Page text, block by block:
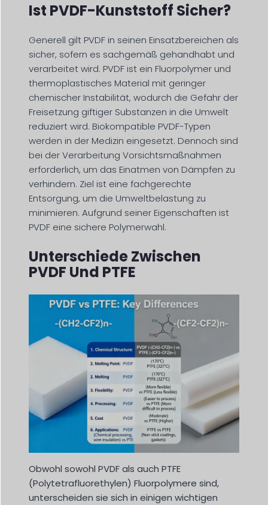
Ist PVDF-Kunststoff Sicher?
Generell gilt PVDF in seinen Einsatzbereichen als
sicher, sofern es sachgemäß gehandhabt und
verarbeitet wird. PVDF ist ein Fluorpolymer und
thermoplastisches Material mit geringer
chemischer Instabilität, wodurch die Gefahr der
Freisetzung giftiger Substanzen in die Umwelt
reduziert wird. Biokompatible PVDF-Typen
werden in der Medizin eingesetzt. Dennoch sind
bei der Verarbeitung Vorsichtsmaßnahmen
erforderlich, um das Einatmen von Dämpfen zu
verhindern. Ziel ist eine fachgerechte
Entsorgung, um die Umweltbelastung zu
minimieren. Aufgrund seiner Eigenschaften ist
PVDF eine sichere Polymerwahl.
Unterschiede Zwischen
PVDF Und PTFE
Obwohl sowohl PVDF als auch PTFE
(Polytetrafluorethylen) Fluorpolymere sind,
unterscheiden sie sich in einigen wichtigen